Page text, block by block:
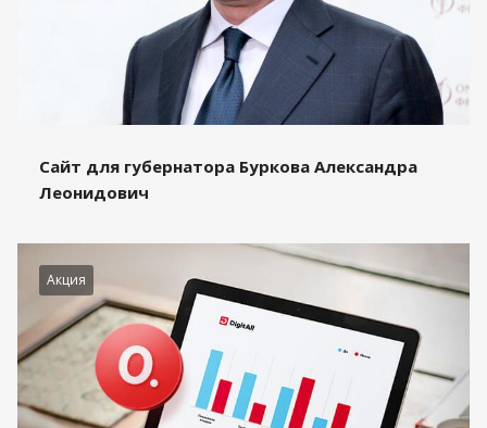
Сайт для губернатора Буркова Александра
Леонидович
Акция